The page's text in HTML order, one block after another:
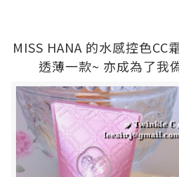
MISS HANA 的水感控色CC
透薄一款~ 亦成為了我